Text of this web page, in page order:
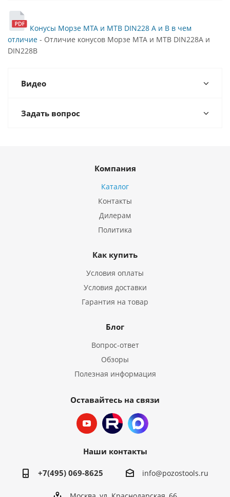
Конусы Морзе MTA и MTB DIN228 A и B в чем
отличие - Отличие конусов Морзе MTA и MTB DIN228A и
DIN228B
Видео
Задать вопрос
Компания
Каталог
Контакты
Дилерам
Политика
Как купить
Условия оплаты
Условия доставки
Гарантия на товар
Блог
Вопрос-ответ
Обзоры
Полезная информация
Оставайтесь на связи
Наши контакты
+7(495) 069-8625 info@pozostools.ru